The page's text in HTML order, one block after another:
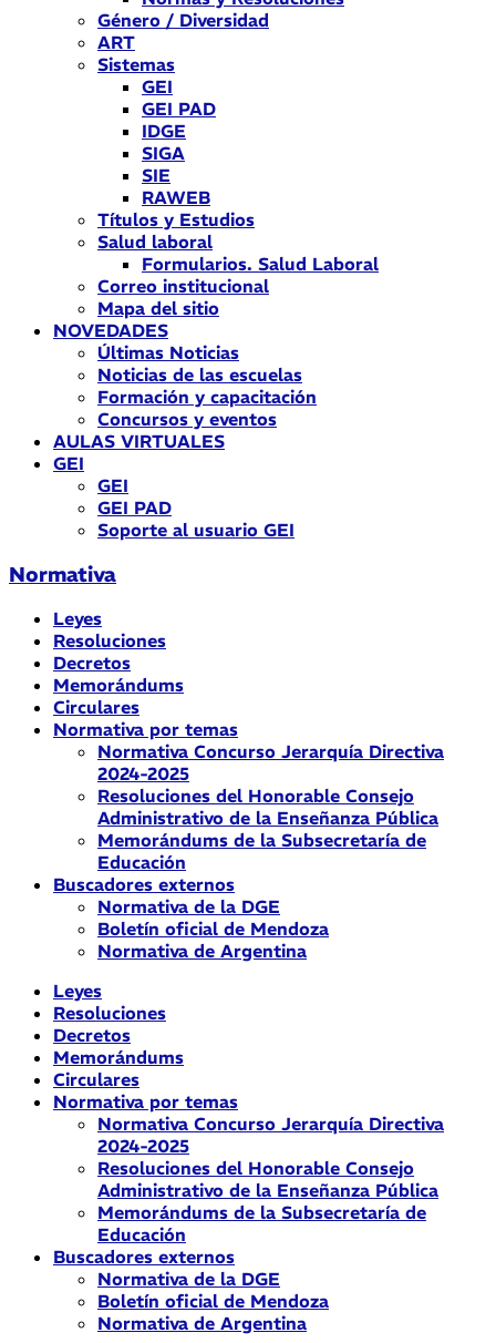
Género / Diversidad
ART
Sistemas
GEI
GEI PAD
IDGE
SIGA
SIE
RAWEB
Títulos y Estudios
Salud laboral
Formularios. Salud Laboral
Correo institucional
Mapa del sitio
NOVEDADES
Últimas Noticias
Noticias de las escuelas
Formación y capacitación
Concursos y eventos
AULAS VIRTUALES
GEI
GEI
GEI PAD
Soporte al usuario GEI
Normativa
Leyes
Resoluciones
Decretos
Memorándums
Circulares
Normativa por temas
Normativa Concurso Jerarquía Directiva
2024-2025
Resoluciones del Honorable Consejo
Administrativo de la Enseñanza Pública
Memorándums de la Subsecretaría de
Educación
Buscadores externos
Normativa de la DGE
Boletín oficial de Mendoza
Normativa de Argentina
Leyes
Resoluciones
Decretos
Memorándums
Circulares
Normativa por temas
Normativa Concurso Jerarquía Directiva
2024-2025
Resoluciones del Honorable Consejo
Administrativo de la Enseñanza Pública
Memorándums de la Subsecretaría de
Educación
Buscadores externos
Normativa de la DGE
Boletín oficial de Mendoza
Normativa de Argentina